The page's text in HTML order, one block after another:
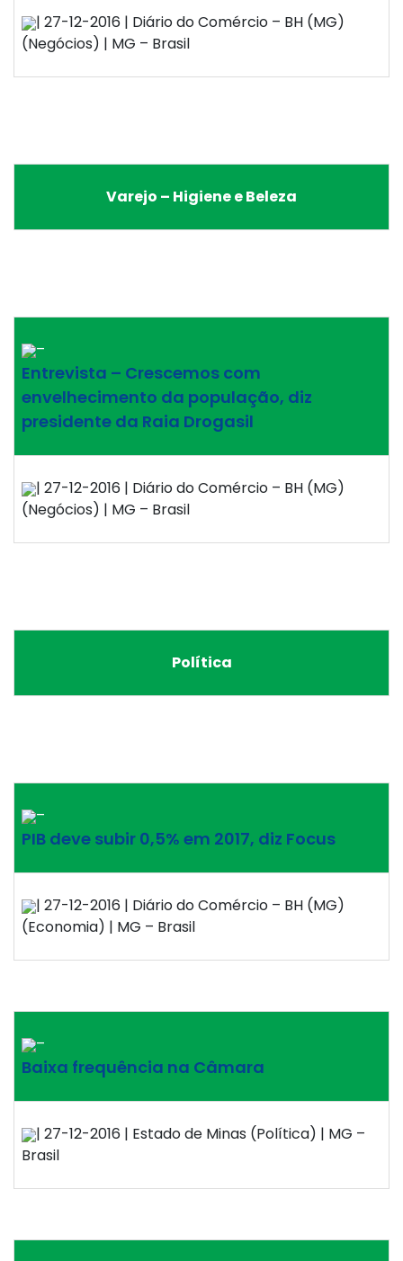
| 27-12-2016 | Diário do Comércio – BH (MG)
(Negócios) | MG – Brasil
Varejo – Higiene e Beleza
–
Entrevista – Crescemos com
envelhecimento da população, diz
presidente da Raia Drogasil
| 27-12-2016 | Diário do Comércio – BH (MG)
(Negócios) | MG – Brasil
Política
–
PIB deve subir 0,5% em 2017, diz Focus
| 27-12-2016 | Diário do Comércio – BH (MG)
(Economia) | MG – Brasil
–
Baixa frequência na Câmara
| 27-12-2016 | Estado de Minas (Política) | MG –
Brasil